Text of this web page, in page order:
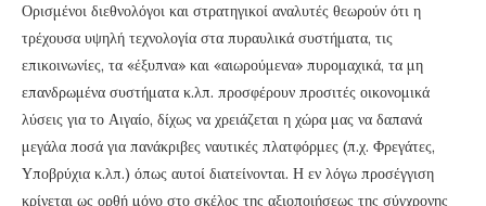
Ορισμένοι διεθνολόγοι και στρατηγικοί αναλυτές θεωρούν ότι η
τρέχουσα υψηλή τεχνολογία στα πυραυλικά συστήματα, τις
επικοινωνίες, τα «έξυπνα» και «αιωρούμενα» πυρομαχικά, τα μη
επανδρωμένα συστήματα κ.λπ. προσφέρουν προσιτές οικονομικά
λύσεις για το Αιγαίο, δίχως να χρειάζεται η χώρα μας να δαπανά
μεγάλα ποσά για πανάκριβες ναυτικές πλατφόρμες (π.χ. Φρεγάτες,
Υποβρύχια κ.λπ.) όπως αυτοί διατείνονται. Η εν λόγω προσέγγιση
κρίνεται ως ορθή μόνο στο σκέλος της αξιοποιήσεως της σύγχρονης